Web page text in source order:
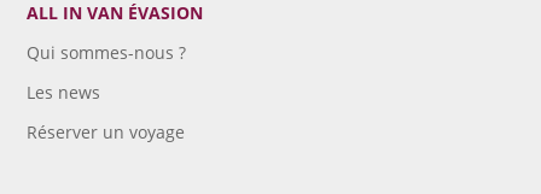
ALL IN VAN ÉVASION
Qui sommes-nous ?
Les news
Réserver un voyage